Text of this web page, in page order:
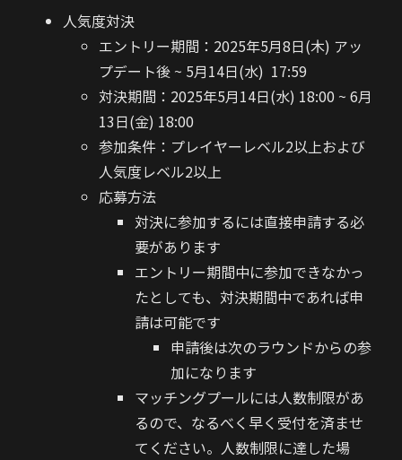
人気度対決
エントリー期間：2025年5月8日(木) アッ
プデート後 ~ 5月14日(水) 17:59
対決期間：2025年5月14日(水) 18:00 ~ 6月
13日(金) 18:00
参加条件：プレイヤーレベル2以上および
人気度レベル2以上
応募方法
対決に参加するには直接申請する必
要があります
エントリー期間中に参加できなかっ
たとしても、対決期間中であれば申
請は可能です
申請後は次のラウンドからの参
加になります
マッチングプールには人数制限があ
るので、なるべく早く受付を済ませ
てください。人数制限に達した場